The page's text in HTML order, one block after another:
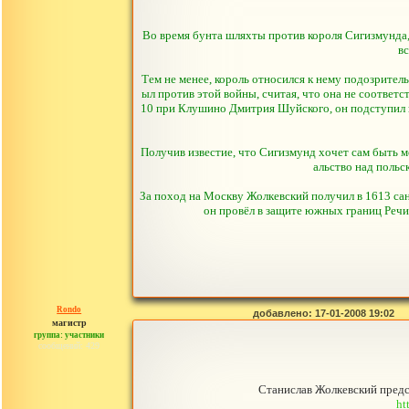
Во время бунта шляхты против короля
Тем не менее, король относился к нему
ыл против этой войны, считая, что она не
10 при Клушинo Дмитрия Шуйского, он подступил
Получив известие, что Сигизмунд хочет сам быть
альство над
За поход на Москву Жолкевский получил в 1613
он провёл в защите южных границ
Rondo
магистр
группа: участники
сообщений: 429
добавлено: 17-01-2008 19:02
Станислав Жолкевский